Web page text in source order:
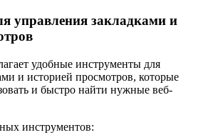
управления закладками и
удобные инструменты для
и историей просмотров, которые
и быстро найти нужные веб-
инструментов: